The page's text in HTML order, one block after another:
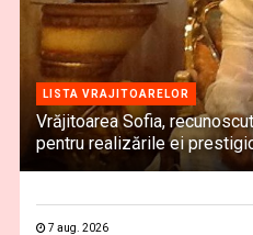
LISTA VRAJITOARELOR
Vrăjitoarea Sofia,
pentru realizările ei
7 aug. 2026